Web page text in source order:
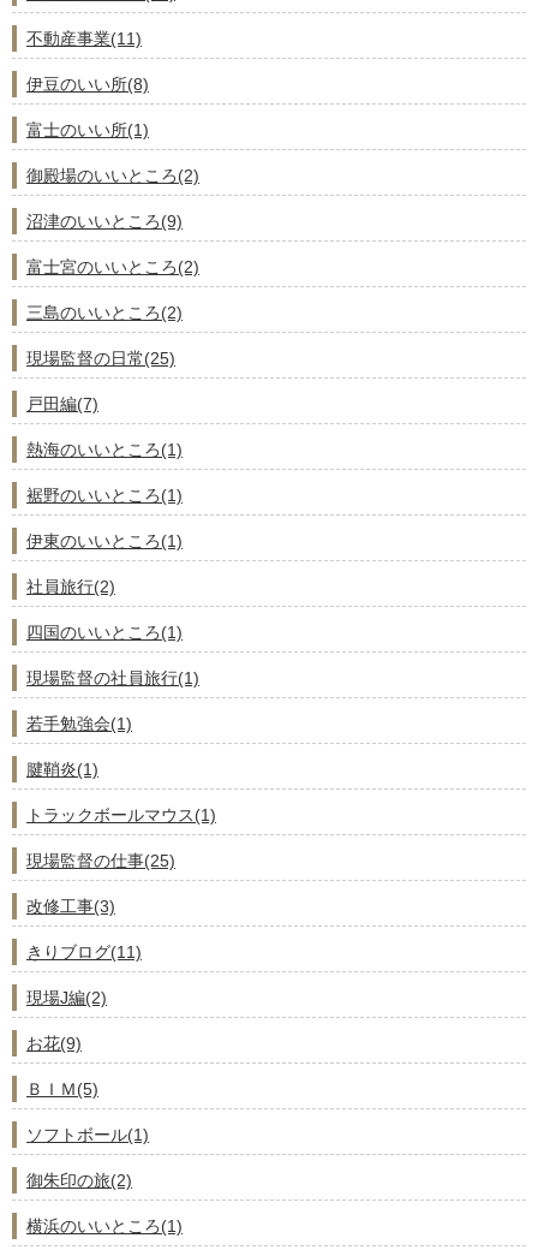
不動産事業(11)
伊豆のいい所(8)
富士のいい所(1)
御殿場のいいところ(2)
沼津のいいところ(9)
富士宮のいいところ(2)
三島のいいところ(2)
現場監督の日常(25)
戸田編(7)
熱海のいいところ(1)
裾野のいいところ(1)
伊東のいいところ(1)
社員旅行(2)
四国のいいところ(1)
現場監督の社員旅行(1)
若手勉強会(1)
腱鞘炎(1)
トラックボールマウス(1)
現場監督の仕事(25)
改修工事(3)
きりブログ(11)
現場J編(2)
お花(9)
ＢＩＭ(5)
ソフトボール(1)
御朱印の旅(2)
横浜のいいところ(1)